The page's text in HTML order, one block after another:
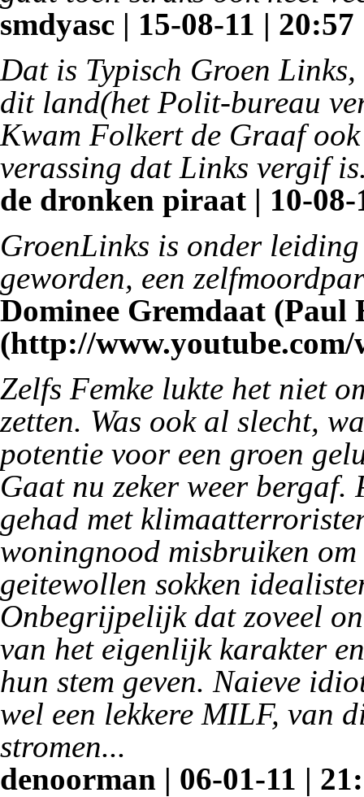
smdyasc | 15-08-11 | 20:57
Dat is Typisch Groen
dit land(het Polit-bureau
Kwam Folkert de Graaf
verassing dat Links vergif
de dronken piraat | 10-08-
GroenLinks is onder
geworden, een
Dominee Gremdaat (Paul
Zelfs Femke lukte het niet
zetten. Was ook al slecht,
potentie voor een groen
Gaat nu zeker weer
gehad met
woningnood misbruiken
geitewollen sokken
Onbegrijpelijk dat zoveel
van het eigenlijk karakter
hun stem geven. Naieve
wel een lekkere MILF, van
stromen...
denoorman | 06-01-11 |